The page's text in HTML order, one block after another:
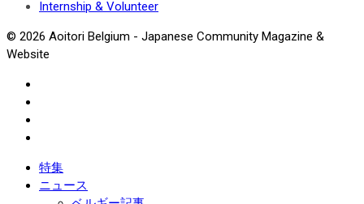
Internship & Volunteer
© 2026 Aoitori Belgium - Japanese Community Magazine &
Website
特集
ニュース